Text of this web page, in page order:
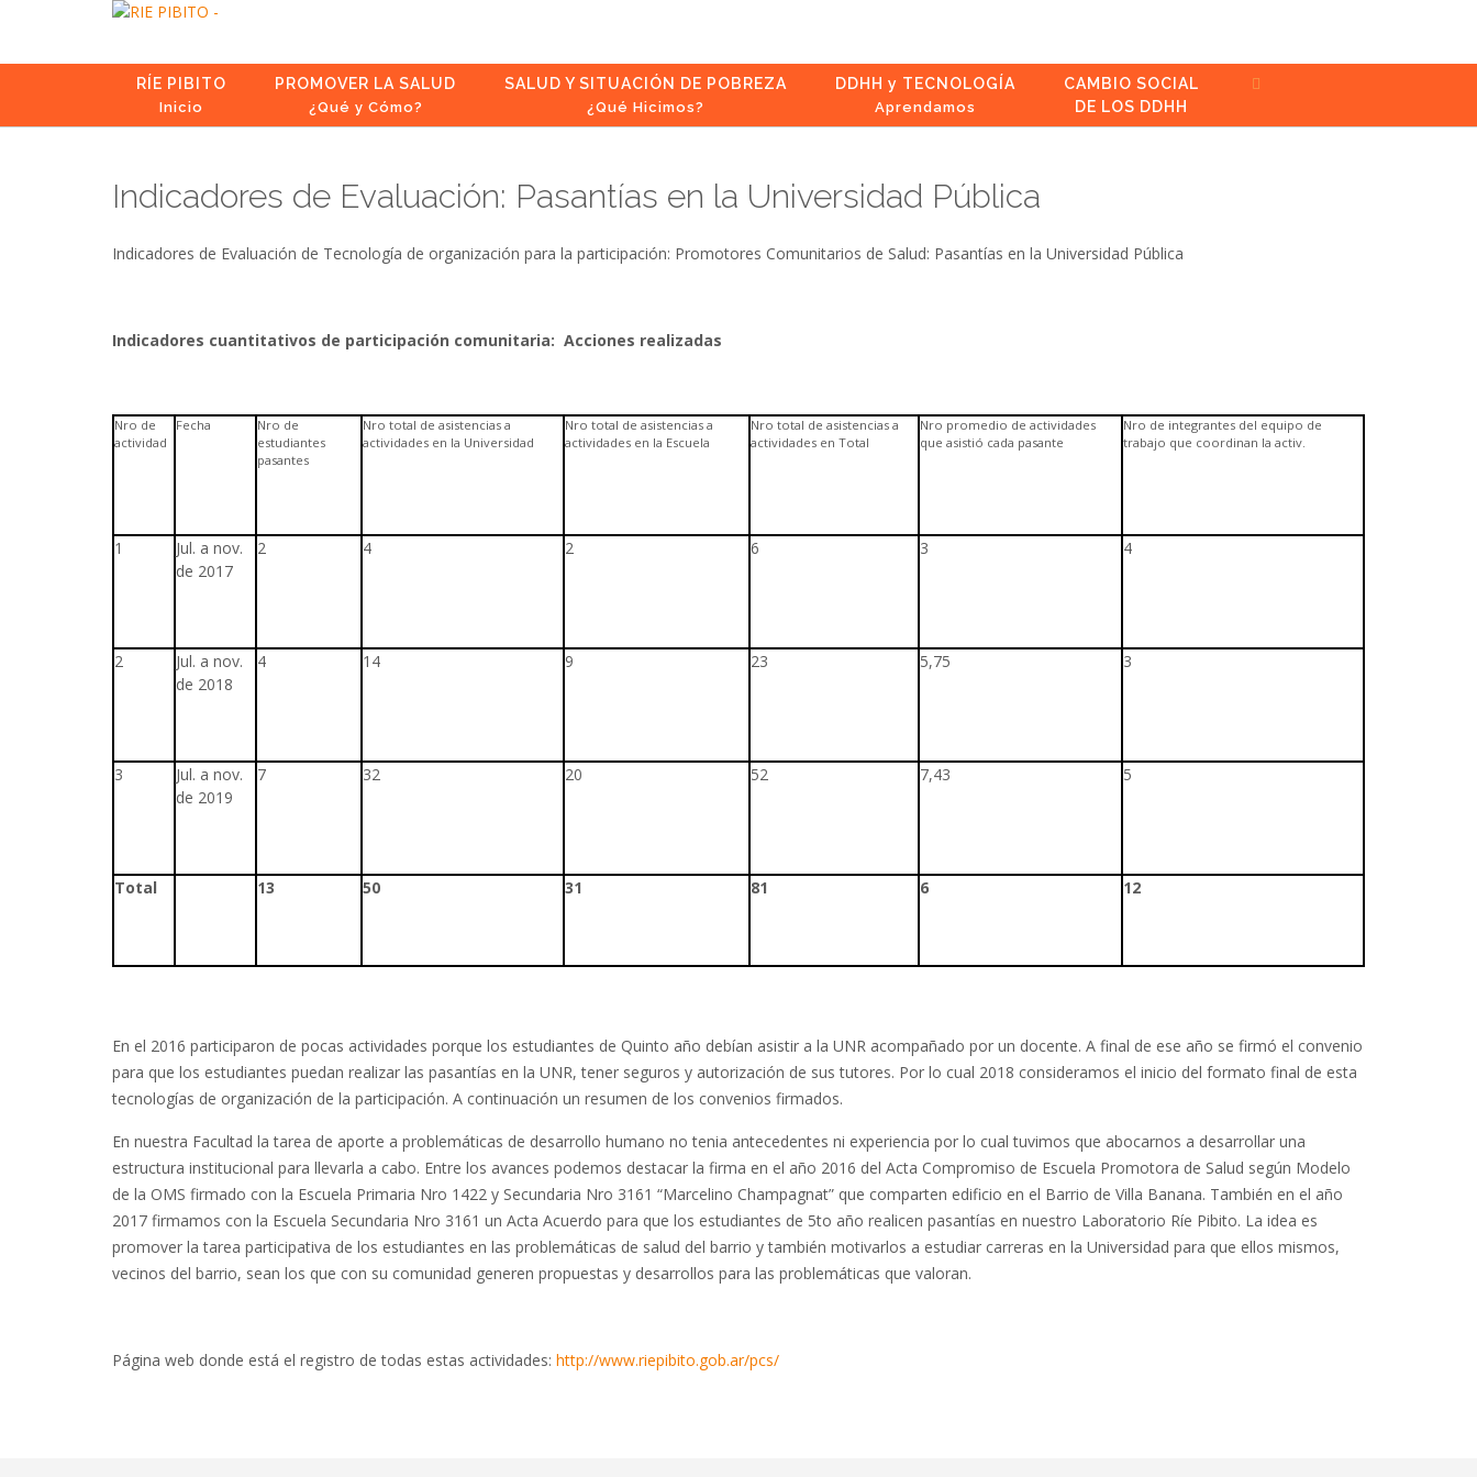
RÍE PIBITO
Inicio
PROMOVER LA SALUD
¿Qué y Cómo?
SALUD Y SITUACIÓN DE POBREZA
¿Qué Hicimos?
DDHH y TECNOLOGÍA
Aprendamos
CAMBIO SOCIAL
DE LOS DDHH
Indicadores de Evaluación: Pasantías en la Universidad Pública
Indicadores de Evaluación de Tecnología de organización para la participación: Promotores Comunitarios de Salud: Pasantías en la Universidad Pública
Indicadores cuantitativos de participación comunitaria: Acciones realizadas
Nro de
actividad
Fecha
Nro de
estudiantes
pasantes
Nro total de asistencias a
actividades en la Universidad
Nro total de asistencias a
actividades en la Escuela
Nro total de asistencias a
actividades en Total
Nro promedio de actividades
que asistió cada pasante
Nro de integrantes del equipo de
trabajo que coordinan la activ.
1
Jul. a nov.
de 2017
2 4 2 6 3 4
2
Jul. a nov.
de 2018
4 14 9 23 5,75 3
3
Jul. a nov.
de 2019
7 32 20 52 7,43 5
Total 13 50 31 81 6 12
En el 2016 participaron de pocas actividades porque los estudiantes de Quinto año debían asistir a la UNR acompañado por un docente. A final de ese año se firmó el convenio
para que los estudiantes puedan realizar las pasantías en la UNR, tener seguros y autorización de sus tutores. Por lo cual 2018 consideramos el inicio del formato final de esta
tecnologías de organización de la participación. A continuación un resumen de los convenios firmados.
En nuestra Facultad la tarea de aporte a problemáticas de desarrollo humano no tenia antecedentes ni experiencia por lo cual tuvimos que abocarnos a desarrollar una
estructura institucional para llevarla a cabo. Entre los avances podemos destacar la firma en el año 2016 del Acta Compromiso de Escuela Promotora de Salud según Modelo
de la OMS firmado con la Escuela Primaria Nro 1422 y Secundaria Nro 3161 “Marcelino Champagnat” que comparten edificio en el Barrio de Villa Banana. También en el año
2017 firmamos con la Escuela Secundaria Nro 3161 un Acta Acuerdo para que los estudiantes de 5to año realicen pasantías en nuestro Laboratorio Ríe Pibito. La idea es
promover la tarea participativa de los estudiantes en las problemáticas de salud del barrio y también motivarlos a estudiar carreras en la Universidad para que ellos mismos,
vecinos del barrio, sean los que con su comunidad generen propuestas y desarrollos para las problemáticas que valoran.
Página web donde está el registro de todas estas actividades: http://www.riepibito.gob.ar/pcs/